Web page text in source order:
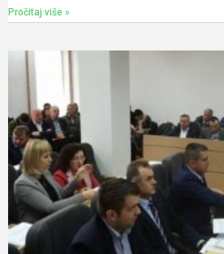
Pročitaj više »